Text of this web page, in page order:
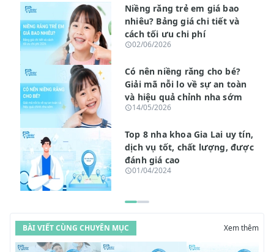
Niềng răng trẻ em giá bao
nhiêu? Bảng giá chi tiết và
cách tối ưu chi phí
02/06/2026
Có nên niềng răng cho bé?
Giải mã nỗi lo về sự an toàn
và hiệu quả chỉnh nha sớm
14/05/2026
Top 8 nha khoa Gia Lai uy tín,
dịch vụ tốt, chất lượng, được
đánh giá cao
01/04/2024
BÀI VIẾT CÙNG CHUYÊN MỤC Xem thêm